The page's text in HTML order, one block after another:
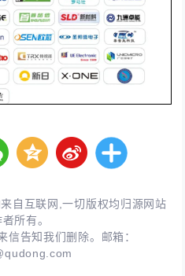
自互联网,一切版权均归源网站
所有。
信告知我们删除。邮箱：